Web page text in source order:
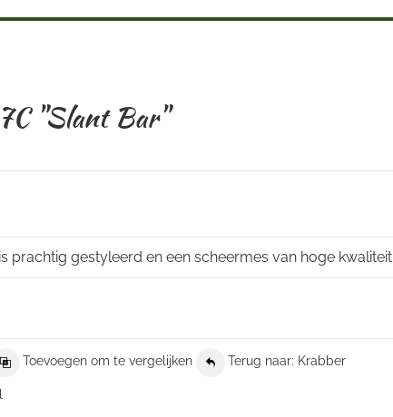
"Slant Bar"
prachtig gestyleerd en een scheermes van hoge kwaliteit
Toevoegen om te vergelijken Terug naar: Krabber